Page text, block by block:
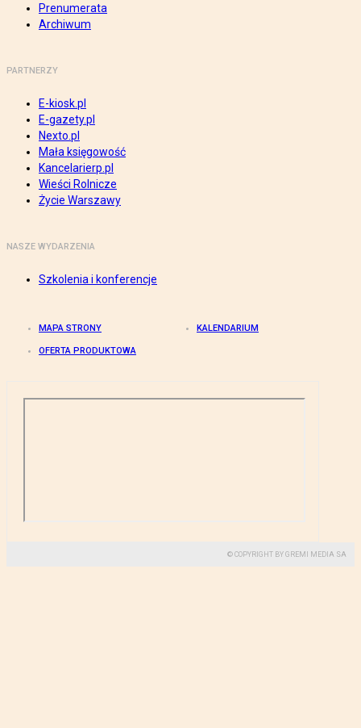
Prenumerata
Archiwum
PARTNERZY
E-kiosk.pl
E-gazety.pl
Nexto.pl
Mała księgowość
Kancelarierp.pl
Wieści Rolnicze
Życie Warszawy
NASZE WYDARZENIA
Szkolenia i konferencje
MAPA STRONY KALENDARIUM
OFERTA PRODUKTOWA
© COPYRIGHT BY GREMI MEDIA SA